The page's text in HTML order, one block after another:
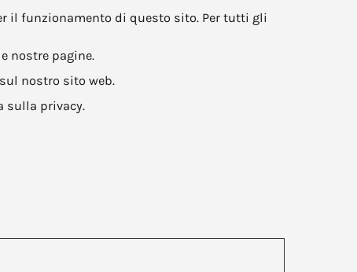
il funzionamento di questo sito. Per tutti gli
nostre pagine.
nostro sito web.
sulla privacy.